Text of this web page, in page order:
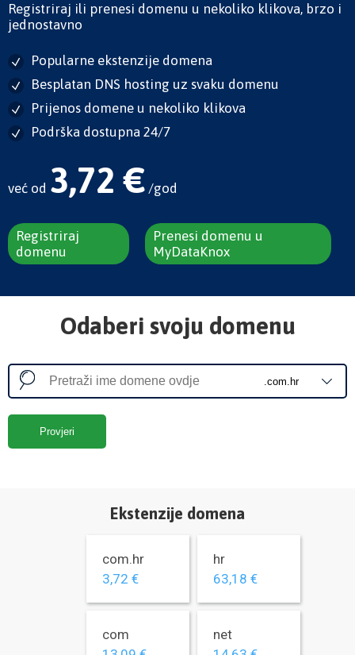
Registriraj ili prenesi domenu u nekoliko klikova, brzo i
jednostavno
Popularne ekstenzije domena
Besplatan DNS hosting uz svaku domenu
Prijenos domene u nekoliko klikova
Podrška dostupna 24/7
već od 3,72 € /god
Registriraj
domenu
Prenesi domenu u
MyDataKnox
Odaberi svoju domenu
Provjeri
Ekstenzije domena
com.hr
3,72 €
hr
63,18 €
com
net